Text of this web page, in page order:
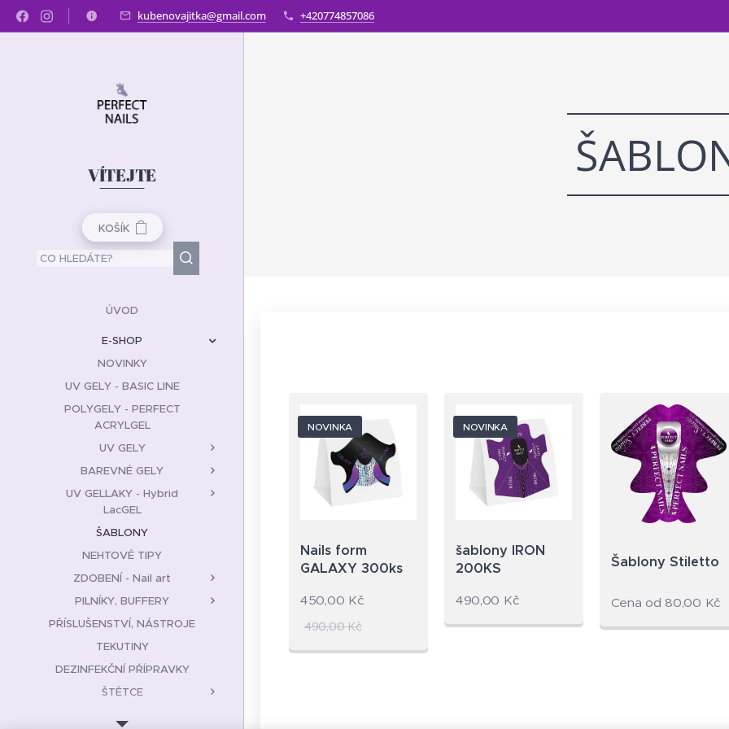
kubenovajitka@gmail.com +420774857086
VÍTEJTE
KOŠÍK
ÚVOD
E-SHOP
NOVINKY
UV GELY - BASIC LINE
POLYGELY - PERFECT
ACRYLGEL
UV GELY
BAREVNÉ GELY
UV GELLAKY - Hybrid
LacGEL
ŠABLONY
NEHTOVÉ TIPY
ZDOBENÍ - Nail art
PILNÍKY, BUFFERY
PŘÍSLUŠENSTVÍ, NÁSTROJE
TEKUTINY
DEZINFEKČNÍ PŘÍPRAVKY
ŠTĚTCE
Nails form
GALAXY 300ks
NOVINKA
450,00 Kč
490,00Kč
šablony IRON
200KS
NOVINKA
490,00 Kč
Šablony Stiletto
Cena od 80,00 Kč